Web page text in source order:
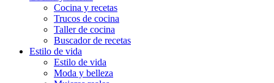
Cocina y recetas
Trucos de cocina
Taller de cocina
Buscador de recetas
Estilo de vida
Estilo de vida
Moda y belleza